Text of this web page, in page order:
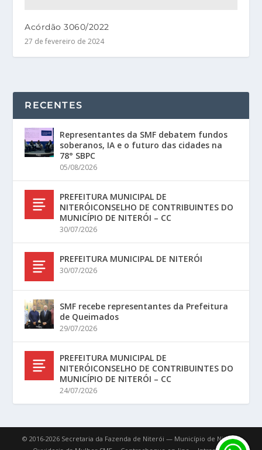
Acórdão 3060/2022
27 de fevereiro de 2024
RECENTES
Representantes da SMF debatem fundos
soberanos, IA e o futuro das cidades na
78° SBPC
05/08/2026
PREFEITURA MUNICIPAL DE
NITERÓICONSELHO DE CONTRIBUINTES DO
MUNICÍPIO DE NITERÓI – CC
30/07/2026
PREFEITURA MUNICIPAL DE NITERÓI
30/07/2026
SMF recebe representantes da Prefeitura
de Queimados
29/07/2026
PREFEITURA MUNICIPAL DE
NITERÓICONSELHO DE CONTRIBUINTES DO
MUNICÍPIO DE NITERÓI – CC
24/07/2026
© 2016-2026 Secretaria da Fazenda de Niterói — Município de Niterói.